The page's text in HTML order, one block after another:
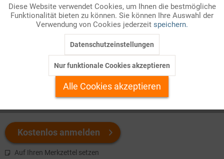
Privatwirtschaft lagen 2023 bei über 41 Euro. In welchen
Wirtschaftszweigen fallen aber noch weit höhere Beträge an?
Und welche finden sich am Ende der Skala? Sehen Sie selbst!
Welchen Download brauchen Sie?
s/w-Version
Kostenlos anmelden
Auf Ihren Merkzettel setzen
Marketing Inaktiv
Personalisierung Inaktiv
Service
Diese Website verwendet Cookies, um Ihnen die bestmögliche
Funktionalität bieten zu können. Sie können Ihre Auswahl der
Verwendung von Cookies jederzeit speichern.
Datenschutzeinstellungen
Nur funktionale Cookies akzeptieren
Alle Cookies akzeptieren